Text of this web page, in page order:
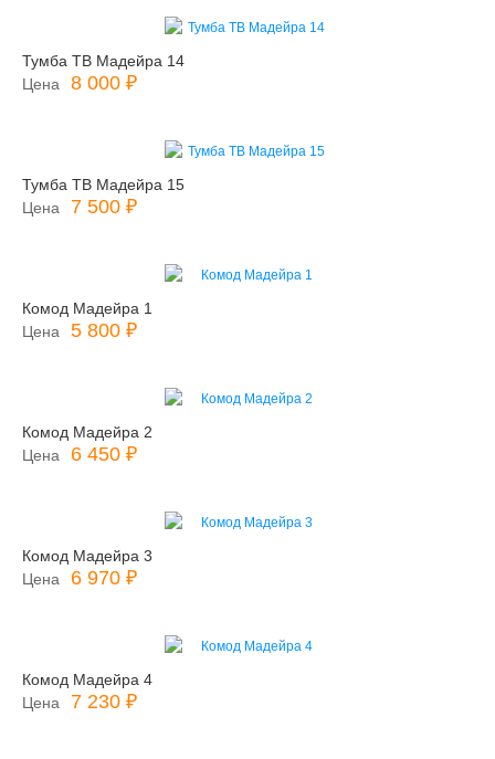
Тумба ТВ Мадейра 14
Цена
8 000 ₽
Тумба ТВ Мадейра 15
Цена
7 500 ₽
Комод Мадейра 1
Цена
5 800 ₽
Комод Мадейра 2
Цена
6 450 ₽
Комод Мадейра 3
Цена
6 970 ₽
Комод Мадейра 4
Цена
7 230 ₽